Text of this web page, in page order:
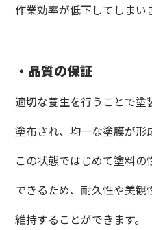
作業効率が低下してしまい
・品質の保証
適切な養生を行うことで塗
塗布され、均一な塗膜が形
この状態ではじめて塗料
できるため、耐久性や美観
維持することができます。